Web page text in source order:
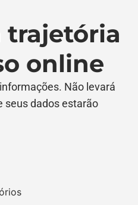
trajetória
online
Não levará
seus dados estarão